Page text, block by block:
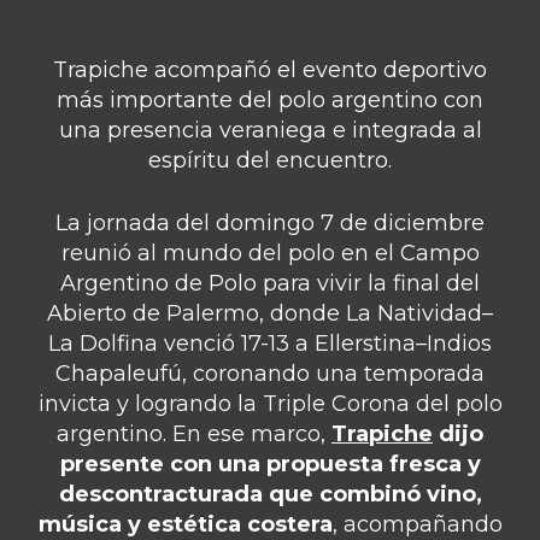
Trapiche acompañó el evento deportivo
más importante del polo argentino con
una presencia veraniega e integrada al
espíritu del encuentro.
La jornada del domingo 7 de diciembre
reunió al mundo del polo en el Campo
Argentino de Polo para vivir la final del
Abierto de Palermo, donde La Natividad–
La Dolfina venció 17-13 a Ellerstina–Indios
Chapaleufú, coronando una temporada
invicta y logrando la Triple Corona del polo
argentino. En ese marco, Trapiche dijo
presente con una propuesta fresca y
descontracturada que combinó vino,
música y estética costera, acompañando